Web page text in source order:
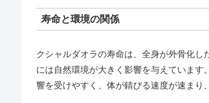
寿命と環境の関係
クシャルダオラの寿命は、全身が外骨化
には自然環境が大きく影響を与えていま
響を受けやすく、体が錆びる速度が速まり